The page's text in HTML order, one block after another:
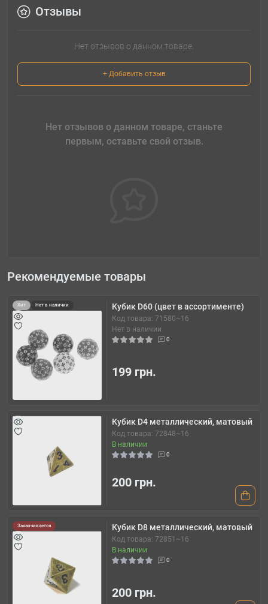
Отзывы
Нет отзывов о данном товаре.
+ Добавить отзыв
Нет отзывов о данном товаре, станьте
первым, оставьте свой отзыв.
Рекомендуемые товары
Хит Нет в наличии Кубик D60 (цвет в ассортименте)
Код товара: 71580~16
Нет в наличии
0
199 грн.
Кубик D4 металлический, матовый
Код товара: 72848~16
В наличии
0
200 грн.
Заканчивается Кубик D8 металлический, матовый
Код товара: 72851~16
В наличии
0
200 грн.